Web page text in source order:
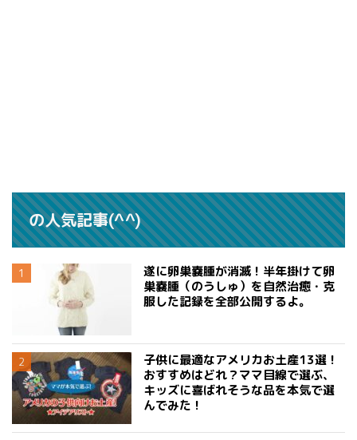
の人気記事(^^)
遂に卵巣嚢腫が消滅！半年掛けて卵
巣嚢腫（のうしゅ）を自然治癒・克
服した記録を全部公開するよ。
子供に最適なアメリカお土産13選！
おすすめはどれ？ママ目線で選ぶ、
キッズに喜ばれそうな品を本気で選
んでみた！